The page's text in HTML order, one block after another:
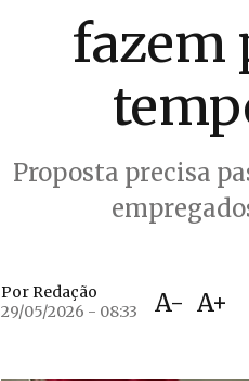
fazem
Proposta precisa
Por Redação
29/05/2026 - 08:33
A- A+